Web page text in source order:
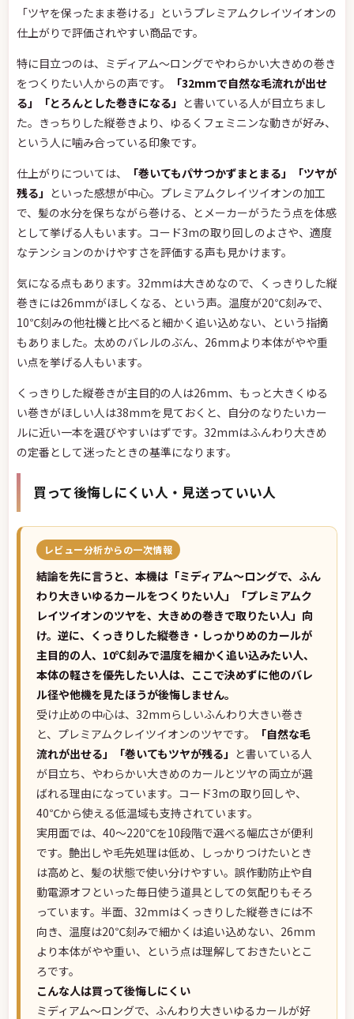
「ツヤを保ったまま巻ける」というプレミアムクレイツイオンの
仕上がりで評価されやすい商品です。
特に目立つのは、ミディアム〜ロングでやわらかい大きめの巻き
をつくりたい人からの声です。
「32mmで自然な毛流れが出せ
る」「とろんとした巻きになる」 と書いている人が目立ちまし
た。きっちりした縦巻きより、ゆるくフェミニンな動きが好み、
という人に噛み合っている印象です。
仕上がりについては、
「巻いてもパサつかずまとまる」「ツヤが
残る」 といった感想が中心。プレミアムクレイツイオンの加工
で、髪の水分を保ちながら巻ける、とメーカーがうたう点を体感
として挙げる人もいます。コード3mの取り回しのよさや、適度
なテンションのかけやすさを評価する声も見かけます。
気になる点もあります。32mmは大きめなので、くっきりした縦
巻きには26mmがほしくなる、という声。温度が20℃刻みで、
10℃刻みの他社機と比べると細かく追い込めない、という指摘
もありました。太めのバレルのぶん、26mmより本体がやや重
い点を挙げる人もいます。
くっきりした縦巻きが主目的の人は26mm、もっと大きくゆる
い巻きがほしい人は38mmを見ておくと、自分のなりたいカー
ルに近い一本を選びやすいはずです。32mmはふんわり大きめ
の定番として迷ったときの基準になります。
買って後悔しにくい人・見送っていい人
レビュー分析からの一次情報
結論を先に言うと、本機は「ミディアム〜ロングで、ふん
わり大きいゆるカールをつくりたい人」「プレミアムク
レイツイオンのツヤを、大きめの巻きで取りたい人」向
け。逆に、くっきりした縦巻き・しっかりめのカールが
主目的の人、10℃刻みで温度を細かく追い込みたい人、
本体の軽さを優先したい人は、ここで決めずに他のバレ
ル径や他機を見たほうが後悔しません。
受け止めの中心は、32mmらしいふんわり大きい巻き
と、プレミアムクレイツイオンのツヤです。
「自然な毛
流れが出せる」「巻いてもツヤが残る」 と書いている人
が目立ち、やわらかい大きめのカールとツヤの両立が選
ばれる理由になっています。コード3mの取り回しや、
40℃から使える低温域も支持されています。
実用面では、40〜220℃を10段階で選べる幅広さが便利
です。艶出しや毛先処理は低め、しっかりつけたいとき
は高めと、髪の状態で使い分けやすい。誤作動防止や自
動電源オフといった毎日使う道具としての気配りもそろ
っています。半面、32mmはくっきりした縦巻きには不
向き、温度は20℃刻みで細かくは追い込めない、26mm
より本体がやや重い、という点は理解しておきたいとこ
ろです。
こんな人は買って後悔しにくい
ミディアム〜ロングで、ふんわり大きいゆるカールが好